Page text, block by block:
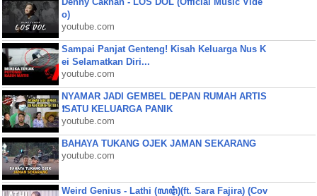
o)
youtube.com
Sampai Panjat Genteng! Kisah Keluarga Nus K
ei Selamatkan Diri...
youtube.com
NYAMAR JADI GEMBEL DEPAN RUMAH ARTIS
❗SATU KELUARGA PANIK
youtube.com
BAHAYA TUKANG OJEK JAMAN SEKARANG
youtube.com
Weird Genius - Lathi (ꦭꦛꦶ)(ft. Sara Fajira) (Cov